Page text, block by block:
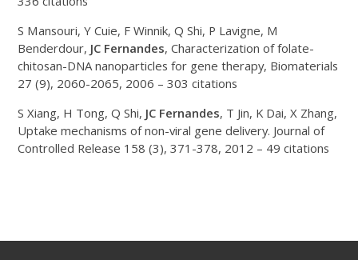
S Mansouri, Y Cuie, F Winnik, Q Shi, P Lavigne, M
Benderdour, JC Fernandes, Characterization of folate-
chitosan-DNA nanoparticles for gene therapy, Biomaterials
27 (9), 2060-2065, 2006 – 303 citations
S Xiang, H Tong, Q Shi, JC Fernandes, T Jin, K Dai, X Zhang,
Uptake mechanisms of non-viral gene delivery. Journal of
Controlled Release 158 (3), 371-378, 2012 – 49 citations